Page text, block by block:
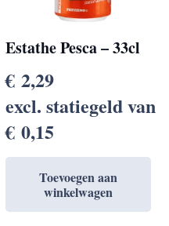
Estathe Pesca – 33cl
€ 2,29
excl. statiegeld van
€ 0,15
Toevoegen aan
winkelwagen